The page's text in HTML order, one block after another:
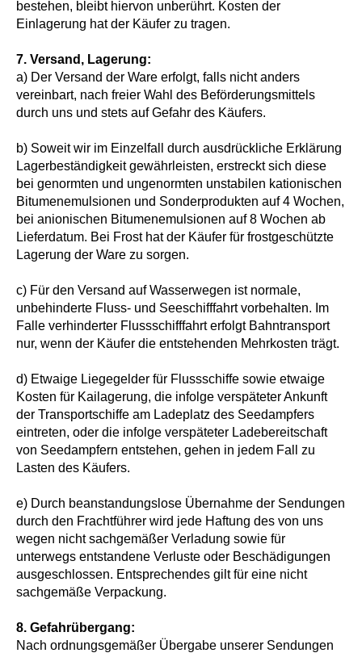
bestehen, bleibt hiervon unberührt. Kosten der
Einlagerung hat der Käufer zu tragen.
7. Versand, Lagerung:
a) Der Versand der Ware erfolgt, falls nicht anders
vereinbart, nach freier Wahl des Beförderungsmittels
durch uns und stets auf Gefahr des Käufers.
b) Soweit wir im Einzelfall durch ausdrückliche Erklärung
Lagerbeständigkeit gewährleisten, erstreckt sich diese
bei genormten und ungenormten unstabilen kationischen
Bitumenemulsionen und Sonderprodukten auf 4 Wochen,
bei anionischen Bitumen­emulsionen auf 8 Wochen ab
Lieferdatum. Bei Frost hat der Käufer für frostgeschützte
Lagerung der Ware zu sorgen.
c) Für den Versand auf Wasserwegen ist normale,
unbehinderte Fluss- und Seeschifffahrt vorbehalten. Im
Falle verhinderter Flussschifffahrt erfolgt Bahntransport
nur, wenn der Käufer die entstehenden Mehrkosten trägt.
d) Etwaige Liegegelder für Flussschiffe sowie etwaige
Kosten für Kailagerung, die infolge verspäteter Ankunft
der Transportschiffe am Ladeplatz des Seedampfers
eintreten, oder die infolge verspäteter Ladebereitschaft
von Seedampfern entstehen, gehen in jedem Fall zu
Lasten des Käufers.
e) Durch beanstandungslose Übernahme der Sendungen
durch den Frachtführer wird jede Haftung des von uns
wegen nicht sachgemäßer Verladung sowie für
unterwegs entstandene Verluste oder Beschädigungen
ausgeschlossen. Entsprechendes gilt für eine nicht
sachgemäße Verpackung.
8. Gefahrübergang:
Nach ordnungsgemäßer Übergabe unserer Sendungen